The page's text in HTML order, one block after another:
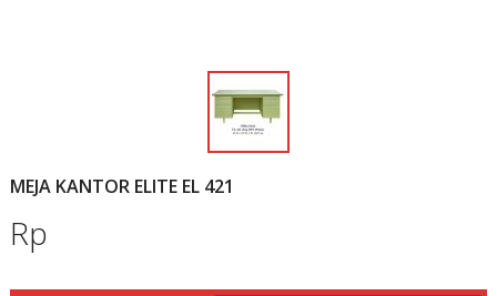
MEJA KANTOR ELITE EL 421
Rp